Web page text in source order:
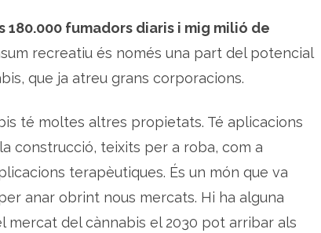
180.000 fumadors diaris i mig milió de
recreatiu és només una part del potencial
que ja atreu grans corporacions.
té moltes altres propietats. Té aplicacions
construcció, teixits per a roba, com a
terapèutiques. És un món que va
anar obrint nous mercats. Hi ha alguna
mercat del cànnabis el 2030 pot arribar als